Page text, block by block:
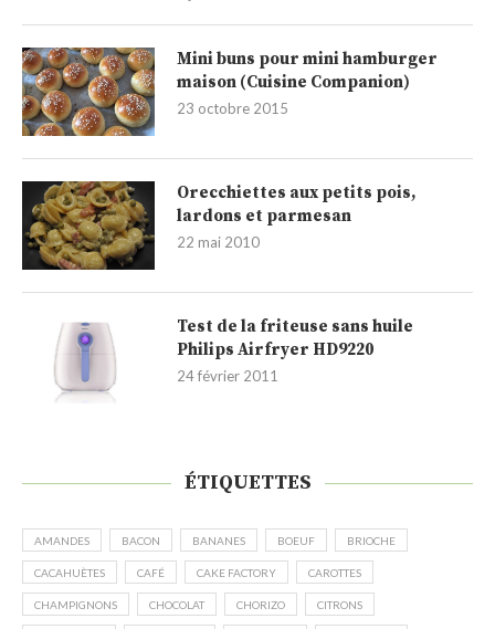
Mini buns pour mini hamburger
maison (Cuisine Companion)
23 octobre 2015
Orecchiettes aux petits pois,
lardons et parmesan
22 mai 2010
Test de la friteuse sans huile
Philips Airfryer HD9220
24 février 2011
ÉTIQUETTES
AMANDES BACON BANANES BOEUF BRIOCHE
CACAHUÈTES CAFÉ CAKE FACTORY CAROTTES
CHAMPIGNONS CHOCOLAT CHORIZO CITRONS